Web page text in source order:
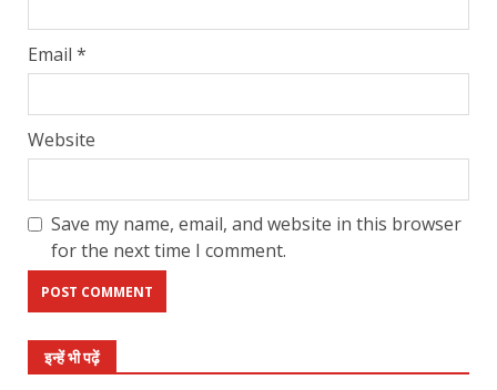
Email *
Website
Save my name, email, and website in this browser
for the next time I comment.
इन्हें भी पढ़ें